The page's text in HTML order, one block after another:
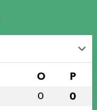
O P
0 0